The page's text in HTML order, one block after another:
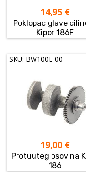
14,95 €
Poklopac glave
Kipor 186F
SKU: BW100L-00
19,00 €
Protuuteg osovina
186